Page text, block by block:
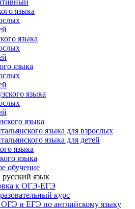
языка
языка
языка
языка
языка
языка для взрослых
языка для детей
языка
языка
обучение
язык
к ОГЭ-ЕГЭ
курс
ОГЭ и ЕГЭ по английскому языку